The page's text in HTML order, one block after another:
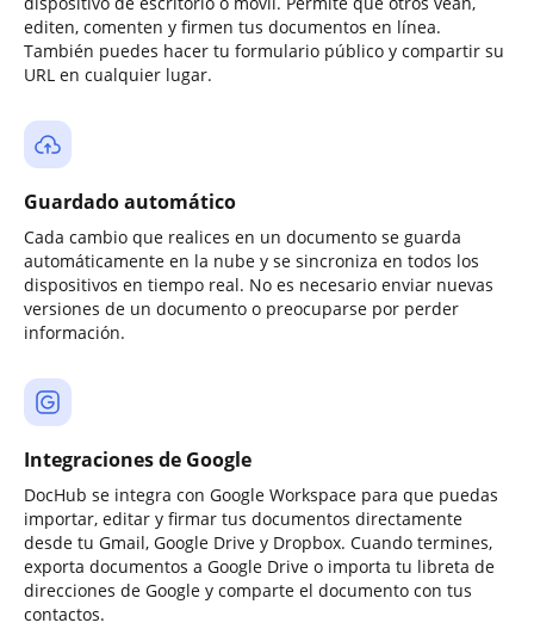
editen, comenten y firmen tus documentos en línea.
También puedes hacer tu formulario público y compartir su
URL en cualquier lugar.
Guardado automático
Cada cambio que realices en un documento se guarda
automáticamente en la nube y se sincroniza en todos los
dispositivos en tiempo real. No es necesario enviar nuevas
versiones de un documento o preocuparse por perder
información.
Integraciones de Google
DocHub se integra con Google Workspace para que puedas
importar, editar y firmar tus documentos directamente
desde tu Gmail, Google Drive y Dropbox. Cuando termines,
exporta documentos a Google Drive o importa tu libreta de
direcciones de Google y comparte el documento con tus
contactos.